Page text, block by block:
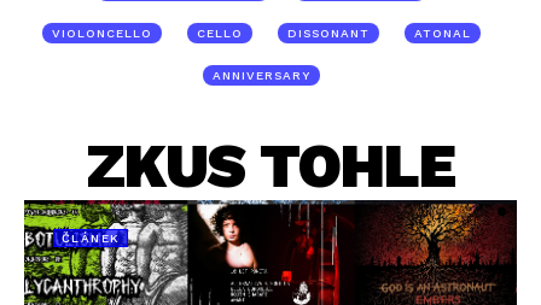
VIOLONCELLO CELLO DISSONANT ATONAL
ANNIVERSARY
ZKUS TOHLE
ČLÁNEK